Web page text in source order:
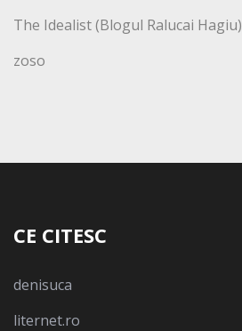
The Idealist (Blogul Ralucai Hagiu)
zoso
CE CITESC
denisuca
liternet.ro